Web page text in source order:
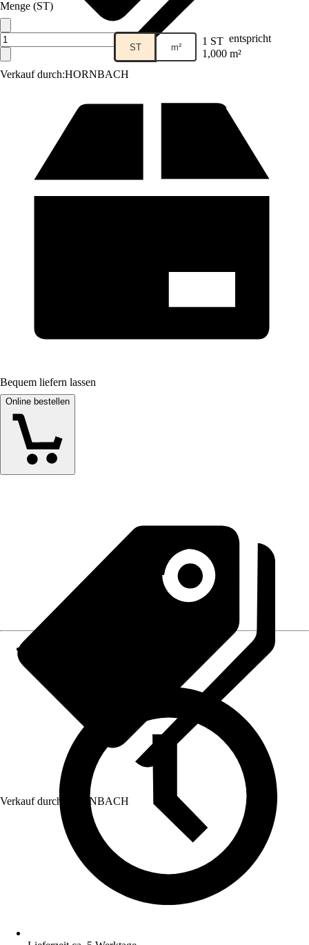
Verkauf durch:HORNBACH
Menge (ST)
ST m² 1 ST entspricht
1,000 m²
Bequem liefern lassen
Online bestellen
Verkauf durch: HORNBACH